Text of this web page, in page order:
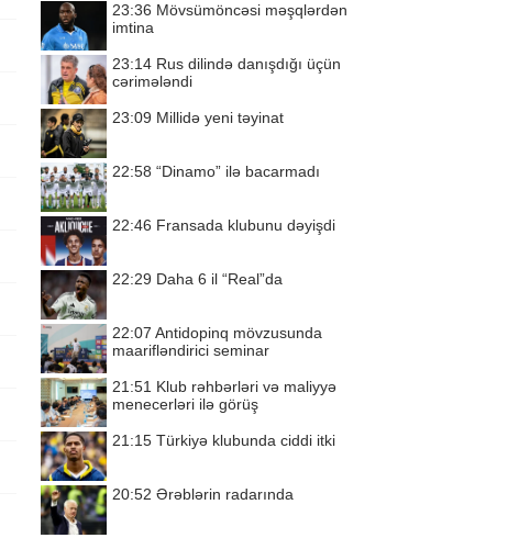
23:36 Mövsümöncəsi məşqlərdən
imtina
23:14 Rus dilində danışdığı üçün
cərimələndi
23:09 Millidə yeni təyinat
22:58 “Dinamo” ilə bacarmadı
22:46 Fransada klubunu dəyişdi
22:29 Daha 6 il “Real”da
22:07 Antidopinq mövzusunda
maarifləndirici seminar
21:51 Klub rəhbərləri və maliyyə
menecerləri ilə görüş
21:15 Türkiyə klubunda ciddi itki
20:52 Ərəblərin radarında